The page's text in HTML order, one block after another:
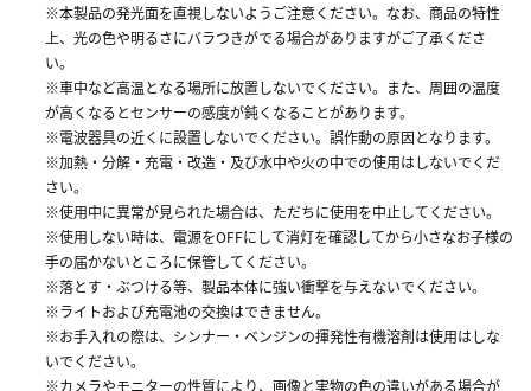
※本製品の発光面を直視しないようご注意ください。なお、商品の特性
上、光の色や明るさにバラつきがでる場合がありますがご了承くださ
い。
※車中など高温となる場所に放置しないでください。また、周囲の温度
が高くなるとセンサーの感度が鈍くなることがあります。
※電波器具の近くに設置しないでください。誤作動の原因となります。
※加熱・分解・充電・改造・及び水中や火の中での使用はしないでくだ
さい。
※使用中に異常が見られた場合は、ただちに使用を中止してください。
※使用しない時は、電源をOFFにして消灯を確認してから小さなお子様の
手の届かないところに保管してください。
※落とす・ぶつける等、製品本体に強い衝撃を与えないでください。
※ライトおよび充電池の交換はできません。
※お手入れの際は、シンナー・ベンジンの揮発性有機溶剤は使用はしな
いでください。
※カメラやモニターの性質により、画像と実物の色の違いがある場合が